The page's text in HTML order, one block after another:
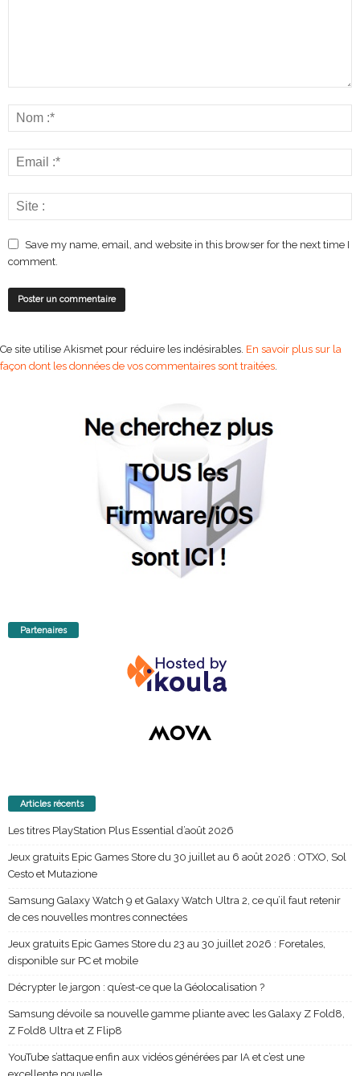
Save my name, email, and website in this browser for the next time I
comment.
Ce site utilise Akismet pour réduire les indésirables. En savoir plus sur la
façon dont les données de vos commentaires sont traitées
Partenaires
Articles récents
Les titres PlayStation Plus Essential d’août 2026
Jeux gratuits Epic Games Store du 30 juillet au 6 août 2026 : OTXO, Sol
Cesto et Mutazione
Samsung Galaxy Watch 9 et Galaxy Watch Ultra 2, ce qu’il faut retenir
de ces nouvelles montres connectées
Jeux gratuits Epic Games Store du 23 au 30 juillet 2026 : Foretales,
disponible sur PC et mobile
Décrypter le jargon : qu’est-ce que la Géolocalisation ?
Samsung dévoile sa nouvelle gamme pliante avec les Galaxy Z Fold8,
Z Fold8 Ultra et Z Flip8
YouTube s’attaque enfin aux vidéos générées par IA et c’est une